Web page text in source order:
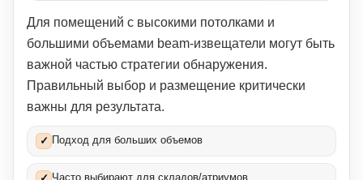
Для помещений с высокими потолками и
большими объемами beam-извещатели могут быть
важной частью стратегии обнаружения.
Правильный выбор и размещение критически
важны для результата.
✓ Подход для больших объемов
Часто выбирают для складов/атриумов